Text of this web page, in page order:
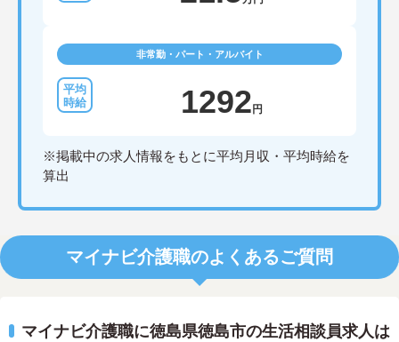
非常勤・パート・アルバイト
1292 円
※掲載中の求人情報をもとに平均月収・平均時給を
算出
マイナビ介護職のよくあるご質問
マイナビ介護職に徳島県徳島市の生活相談員求人は